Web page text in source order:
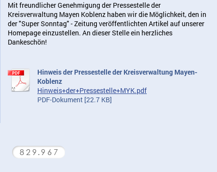
Mit freundlicher Genehmigung der Pressestelle der
Kreisverwaltung Mayen Koblenz haben wir die Möglichkeit, den in
der "Super Sonntag" - Zeitung veröffentlichten Artikel auf unserer
Homepage einzustellen. An dieser Stelle ein herzliches
Dankeschön!
Hinweis der Pressestelle der Kreisverwaltung Mayen-
Koblenz
Hinweis+der+Pressestelle+MYK.pdf
PDF-Dokument [22.7 KB]